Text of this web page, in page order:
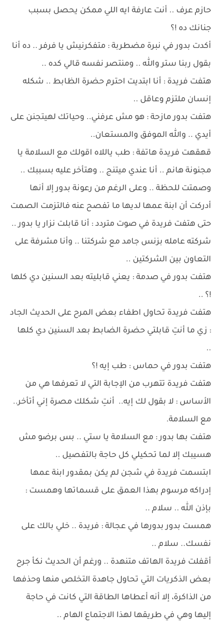
حازم عرف .. أنت عارفة ايه اللي ممكن يحصل بسبب
جنانك ده !؟
أكدت بدور في نبرة مضطربة : متفكرنيش يا فرفر .. ده أنا
بقول ربنا ستر والله .. ومنتصر نفسه قالي كده ..
هتفت فريدة : أنا ابتديت احترم حضرة الظابط .. شكله
إنسان ملتزم وعاقل ..
هتفت بدور مازحة : هو مش عرفني.. وحياتك لهيتجنن على
أيدي .. والله الموفق والمستعان..
قهقهت فريدة هاتفة : طب ياللاه اقولك مع السلامة يا
مجنونة هانم .. أنا عندي ميتنج .. وهتأخر عليه بسببك ..
وصمتت للحظة .. وعلى الرغم من رعونة بدور إلا أنها
أدركت أن ابنة عمها لديها ما تفصح عنه فالتزمت الصمت
حتى هتفت فريدة في صوت متردد : أنا قابلت نزار يا بدور ..
شركته عامله بزنس جامد مع شركتنا .. وأنا مشرفة على
التعاون بين الشركتين ..
هتفت بدور في صدمة : يعني قابليته بعد السنين دي كلها
!؟ ..
هتفت فريدة تحاول اطفاء بعض المرح على الحديث الجاد
: زي ما أنتِ قابلتي حضرة الضابط بعد السنين دي كلها
..
هتفت بدور في حماس : طب إيه !؟
هتفت فريدة تتهرب من الإجابة التي لا تعرفها هي من
الأساس : لا بقول لك إيه.. أنتِ شكلك مصرة إني أتأخر..
مع السلامة.
هتفت بها بدور : مع السلامة يا ستي .. بس برضو مش
هسيبك إلا لما تحكيلي كل حاجة بالتفصيل ..
ابتسمت فريدة في شجن لم يكن بمقدور ابنة عمها
إدراكه مرسوم بهذا العمق على قسماتها وهمست :
بإذن الله .. سلام ..
همست بدور بدورها في عجالة : فريدة .. خلي بالك على
نفسك.. سلام ..
أقفلت فريدة الهاتف متنهدة .. ورغم أن الحديث نكأ جرح
بعض الذكريات التي تحاول جاهدة التخلص منها وحذفها
من الذاكرة، إلا أنه أعطاها الطاقة التي كانت في حاجة
إليها وهي في طريقها لهذا الاجتماع الهام ..